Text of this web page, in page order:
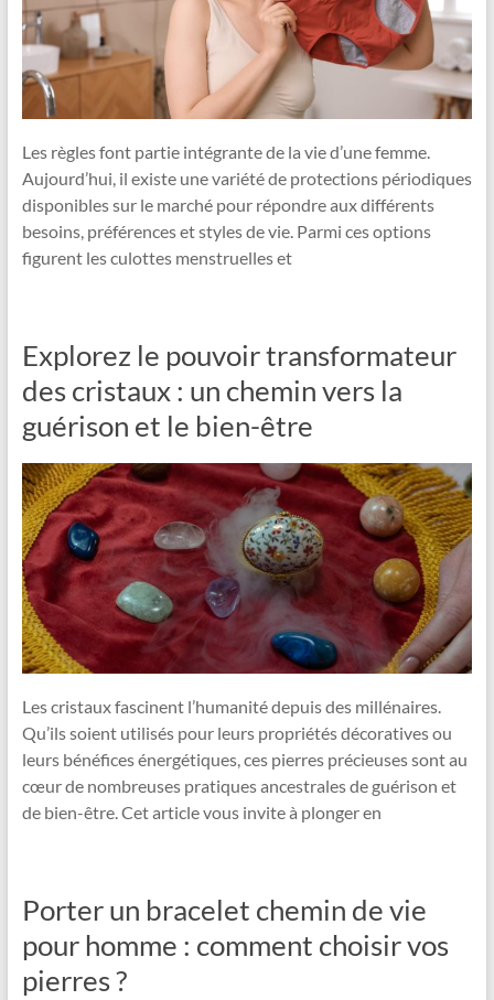
Les règles font partie intégrante de la vie d’une femme.
Aujourd’hui, il existe une variété de protections périodiques
disponibles sur le marché pour répondre aux différents
besoins, préférences et styles de vie. Parmi ces options
figurent les culottes menstruelles et
Explorez le pouvoir transformateur
des cristaux : un chemin vers la
guérison et le bien-être
Les cristaux fascinent l’humanité depuis des millénaires.
Qu’ils soient utilisés pour leurs propriétés décoratives ou
leurs bénéfices énergétiques, ces pierres précieuses sont au
cœur de nombreuses pratiques ancestrales de guérison et
de bien-être. Cet article vous invite à plonger en
Porter un bracelet chemin de vie
pour homme : comment choisir vos
pierres ?